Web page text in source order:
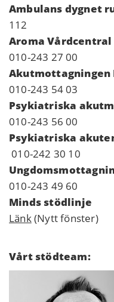
Ambulans dygnet
112
Aroma Vårdcentral
010-243 27 00
Akutmottagningen
010-243 54 03
Psykiatriska
010-243 56 00
Psykiatriska
010-242 30 10
010-243 49 60
Minds stödlinje
Länk(Nytt fönster)
Vårt stödteam: